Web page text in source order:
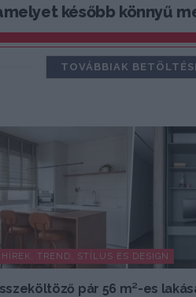
később könnyű
TOVÁBBIAK
HÍREK, TREND, STÍLUS ÉS DESIGN
pár 56 m²-es